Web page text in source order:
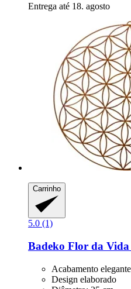
Entrega até 18. agosto
Carrinho
5.0 (1)
Badeko Flor da
Acabamento
Design elaborado